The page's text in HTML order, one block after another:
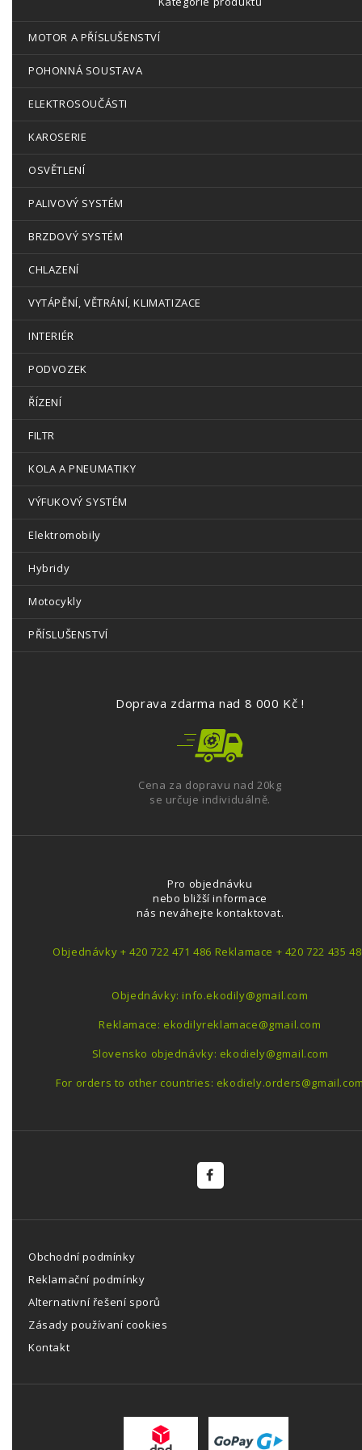
MOTOR A PŘÍSLUŠENSTVÍ
POHONNÁ SOUSTAVA
ELEKTROSOUČÁSTI
KAROSERIE
OSVĚTLENÍ
PALIVOVÝ SYSTÉM
BRZDOVÝ SYSTÉM
CHLAZENÍ
VYTÁPĚNÍ, VĚTRÁNÍ, KLIMATIZACE
INTERIÉR
PODVOZEK
ŘÍZENÍ
FILTR
KOLA A PNEUMATIKY
VÝFUKOVÝ SYSTÉM
Elektromobily
Hybridy
Motocykly
PŘÍSLUŠENSTVÍ
Doprava zdarma nad 8 000 Kč !
Cena za dopravu nad 20kg
se určuje individuálně.
Pro objednávku
nebo bližší informace
nás neváhejte kontaktovat.
Objednávky + 420 722 471 486 Reklamace + 420 722 435
Objednávky: info.ekodily@gmail.com
Reklamace: ekodilyreklamace@gmail.com
Slovensko objednávky: ekodiely@gmail.com
For orders to other countries:
Obchodní podmínky
Reklamační podmínky
Alternativní řešení sporů
Zásady používaní cookies
Kontakt